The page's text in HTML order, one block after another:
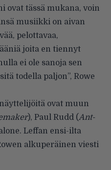
ovat tässä mukana, voin
musiikki on aivan
pelottavaa,
joita en tiennyt
ei ole sanoja sen
todella paljon”, Rowe
ovat muun
), Paul Rudd (Ant-
Leffan ensi-ilta
alkuperäinen viesti